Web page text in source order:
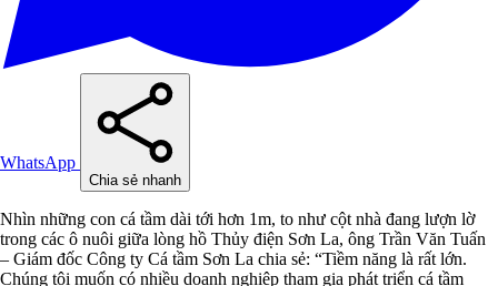
WhatsApp
Chia sẻ nhanh
Nhìn những con cá tầm dài tới hơn 1m, to như cột nhà đang lượn lờ
trong các ô nuôi giữa lòng hồ Thủy điện Sơn La, ông Trần Văn Tuấn
– Giám đốc Công ty Cá tầm Sơn La chia sẻ: “Tiềm năng là rất lớn.
Chúng tôi muốn có nhiều doanh nghiệp tham gia phát triển cá tầm